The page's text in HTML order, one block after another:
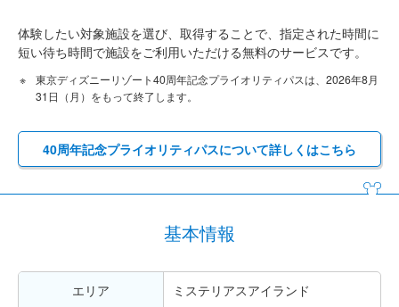
体験したい対象施設を選び、取得することで、指定された時間に
短い待ち時間で施設をご利用いただける無料のサービスです。
東京ディズニーリゾート40周年記念プライオリティパスは、2026年8月
31日（月）をもって終了します。
40周年記念プライオリティパスについて詳しくはこちら
基本情報
エリア ミステリアスアイランド